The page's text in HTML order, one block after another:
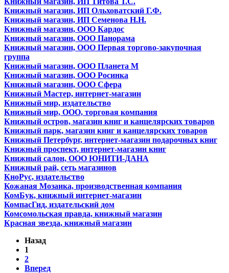
Книжный магазин, ИП Ольховатский Г.Ф.
Книжный магазин, ИП Семенова Н.Н.
Книжный магазин, ООО Кардос
Книжный магазин, ООО Панорама
Книжный магазин, ООО Первая торгово-закупочная
группа
Книжный магазин, ООО Планета М
Книжный магазин, ООО Росинка
Книжный магазин, ООО Сфера
Книжный Мастер, интернет-магазин
Книжный мир, издательство
Книжный мир, ООО, торговая компания
Книжный остров, магазин книг и канцелярских товаров
Книжный парк, магазин книг и канцелярских товаров
Книжный Петербург, интернет-магазин подарочных книг
Книжный проспект, интернет-магазин книг
Книжный салон, ООО ЮНИТИ-ДАНА
Книжный рай, сеть магазинов
КноРус, издательство
Кожаная Мозаика, производственная компания
КомБук, книжный интернет-магазин
КомпасГид, издательский дом
Комсомольская правда, книжный магазин
Красная звезда, книжный магазин
Назад
1
2
Вперед